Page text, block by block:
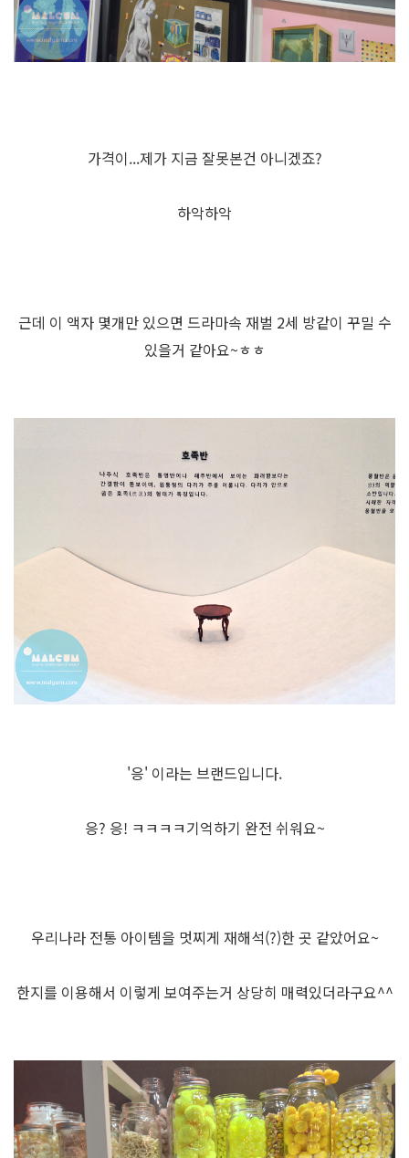
가격이...제가 지금 잘못본건 아니겠죠?
하악하악
근데 이 액자 몇개만 있으면 드라마속 재벌 2세 방같이 꾸밀 수
있을거 같아요~ㅎㅎ
'응' 이라는 브랜드입니다.
응? 응! ㅋㅋㅋㅋ기억하기 완전 쉬워요~
우리나라 전통 아이템을 멋찌게 재해석(?)한 곳 같았어요~
한지를 이용해서 이렇게 보여주는거 상당히 매력있더라구요^^